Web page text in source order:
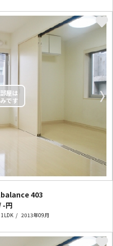
〉
balance403
-円
1LDK 2013年09月